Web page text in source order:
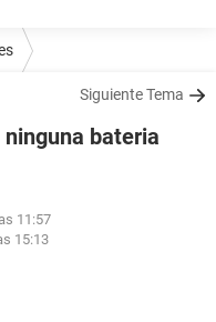
Siguiente Tema
bateria
11:57
15:13